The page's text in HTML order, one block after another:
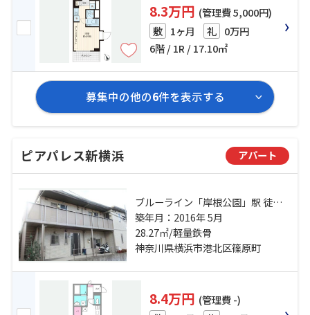
8.3万円 (管理費 5,000円)
敷 1ヶ月 礼 0万円
6階 / 1R / 17.10㎡
募集中の他の6件を表示する
ピアパレス新横浜 アパート
ブルーライン「岸根公園」駅 徒歩2
分 横浜線「新横浜」駅 徒歩12分 東
急東横線「白楽」駅 徒歩21分
築年月：2016年 5月
28.27㎡/軽量鉄骨
神奈川県横浜市港北区篠原町
8.4万円 (管理費 -)